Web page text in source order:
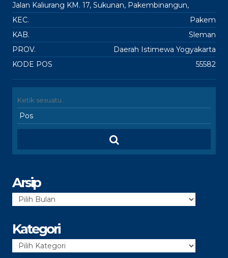
Jalan Kaliurang KM. 17, Sukunan, Pakembinangun,
KEC.
Pakem
KAB.
Sleman
PROV.
Daerah Istimewa Yogyakarta
KODE POS
55582
Arsip
Arsip
Kategori
Kategori